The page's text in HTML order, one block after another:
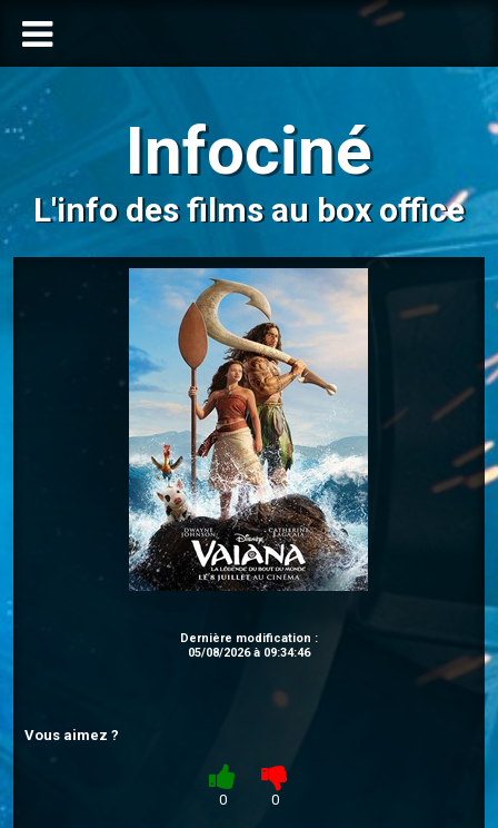
Infociné
L'info des films au box office
Dernière modification :
05/08/2026 à 09:34:46
Vous aimez ?
0 0